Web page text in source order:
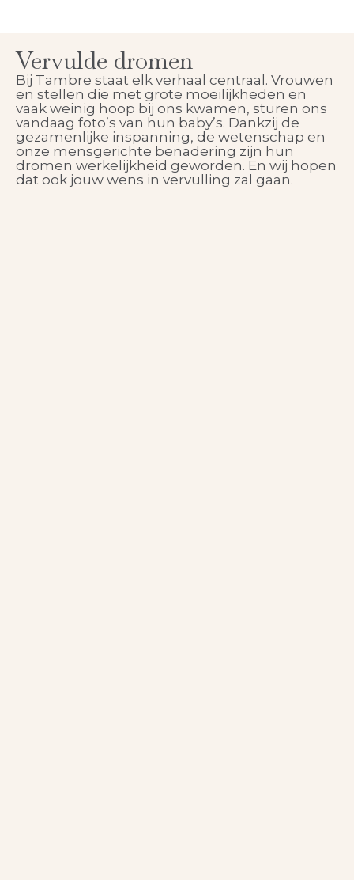
Vervulde dromen
Bij Tambre staat elk verhaal centraal. Vrouwen
en stellen die met grote moeilijkheden en
vaak weinig hoop bij ons kwamen, sturen ons
vandaag foto’s van hun baby’s. Dankzij de
gezamenlijke inspanning, de wetenschap en
onze mensgerichte benadering zijn hun
dromen werkelijkheid geworden. En wij hopen
dat ook jouw wens in vervulling zal gaan.